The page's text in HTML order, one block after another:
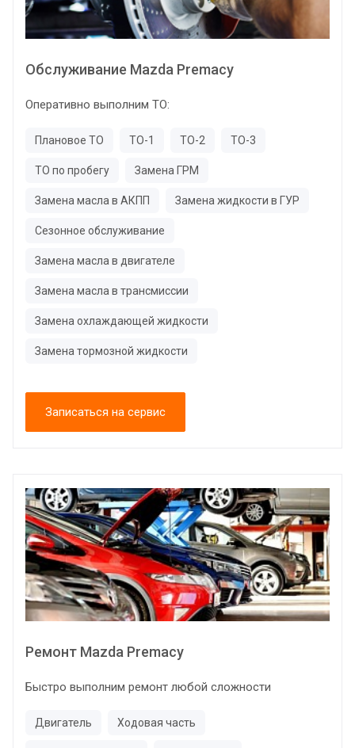
Обслуживание Mazda Premacy
Оперативно выполним ТО:
Плановое ТО ТО-1 ТО-2 ТО-3
ТО по пробегу Замена ГРМ
Замена масла в АКПП Замена жидкости в ГУР
Сезонное обслуживание
Замена масла в двигателе
Замена масла в трансмиссии
Замена охлаждающей жидкости
Замена тормозной жидкости
Записаться на сервис
Ремонт Mazda Premacy
Быстро выполним ремонт любой сложности
Двигатель Ходовая часть